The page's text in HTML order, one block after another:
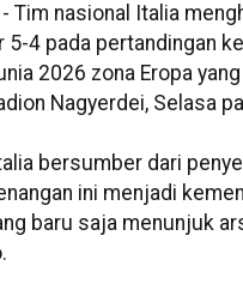
Tim nasional Italia
5-4 pada pertandingan
2026 zona Eropa yang
Nagyerdei, Selasa
bersumber dari
ini menjadi
baru saja menunjuk